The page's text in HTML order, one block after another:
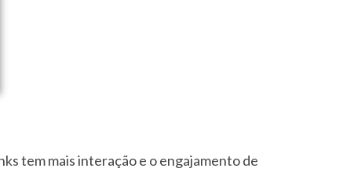
tem mais interação e o engajamento de